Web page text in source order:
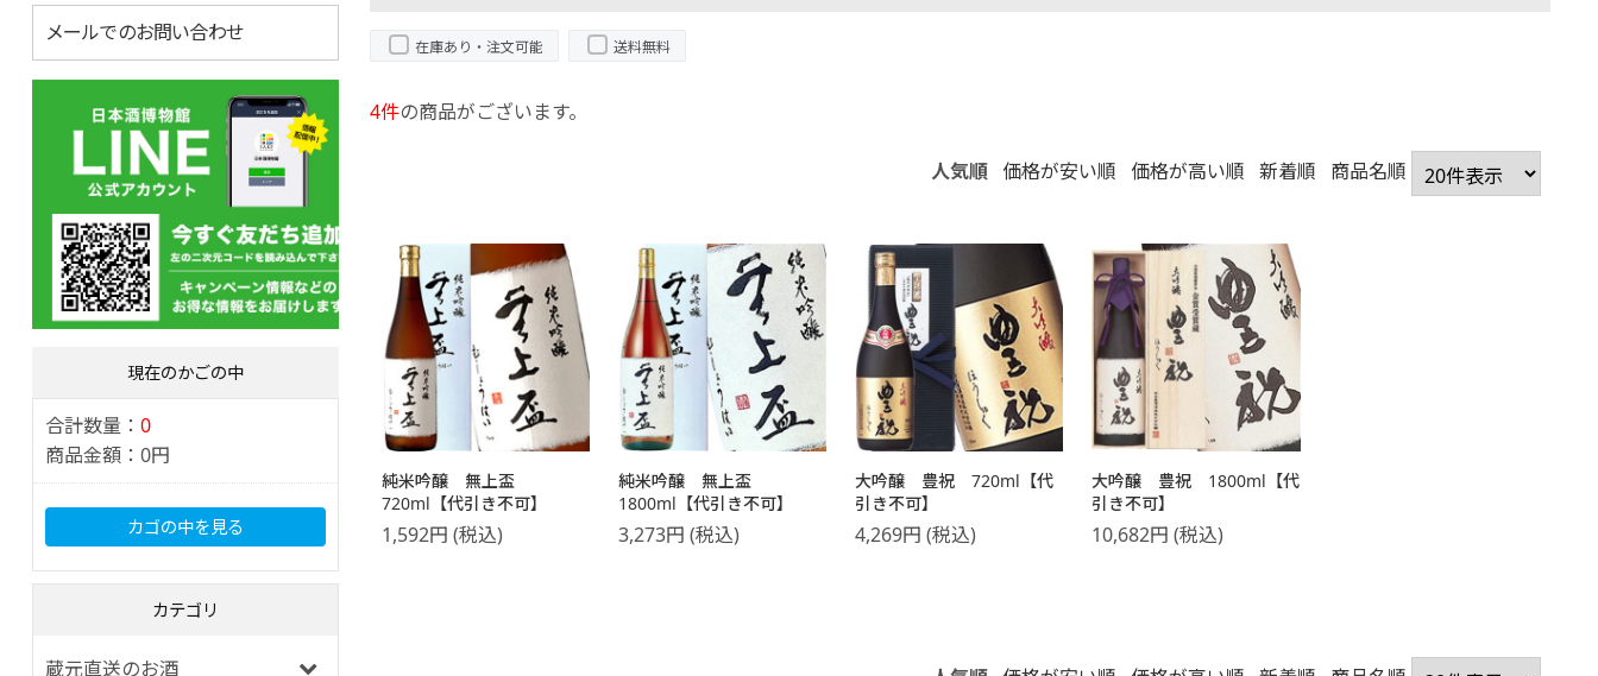
メールでのお問い合わせ
現在のかごの中
合計数量： 0
商品金額： 0円
カゴの中を見る
カテゴリ
蔵元直送のお酒
在庫あり・注文可能 送料無料
4件の商品がございます。
人気順 価格が安い順 価格が高い順 新着順 商品名順
純米吟醸 無上盃
720ml【代引き不可】
1,592円 (税込)
純米吟醸 無上盃
1800ml【代引き不可】
3,273円 (税込)
大吟醸 豊祝 720ml【代
引き不可】
4,269円(税込)
大吟醸 豊祝 1800ml【代
引き不可】
10,682円(税込)